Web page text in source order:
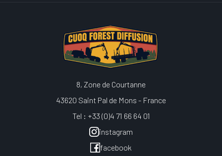
8, Zone de Courtanne
43620 Saint Pal de Mons - France
Tel : +33 (0)4 71 66 64 01
instagram
facebook